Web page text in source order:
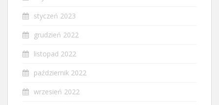
styczeń 2023
grudzień 2022
listopad 2022
październik 2022
wrzesień 2022